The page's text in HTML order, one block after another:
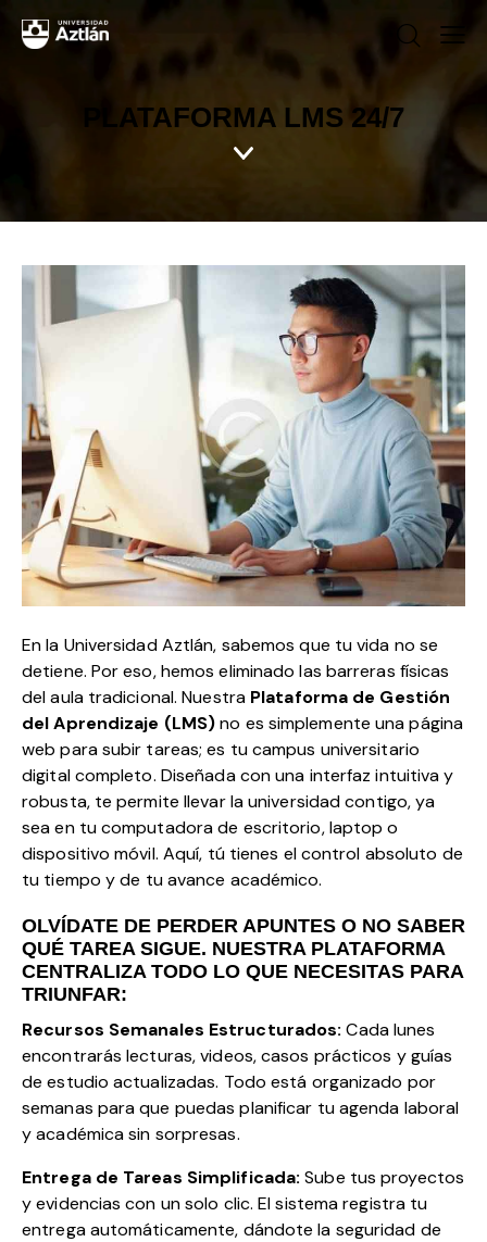
PLATAFORMA LMS 24/7
En la Universidad Aztlán, sabemos que tu vida no se
detiene. Por eso, hemos eliminado las barreras físicas
del aula tradicional. Nuestra Plataforma de Gestión
del Aprendizaje (LMS)no es simplemente una página
web para subir tareas; es tu campus universitario
digital completo. Diseñada con una interfaz intuitiva y
robusta, te permite llevar la universidad contigo, ya
sea en tu computadora de escritorio, laptop o
dispositivo móvil. Aquí, tú tienes el control absoluto de
tu tiempo y de tu avance académico.
OLVÍDATE DE PERDER APUNTES O NO SABER
QUÉ TAREA SIGUE. NUESTRA PLATAFORMA
CENTRALIZA TODO LO QUE NECESITAS PARA
TRIUNFAR:
Recursos Semanales Estructurados: Cada lunes
encontrarás lecturas, videos, casos prácticos y guías
de estudio actualizadas. Todo está organizado por
semanas para que puedas planificar tu agenda laboral
y académica sin sorpresas.
Entrega de Tareas Simplificada: Sube tus proyectos
y evidencias con un solo clic. El sistema registra tu
entrega automáticamente, dándote la seguridad de